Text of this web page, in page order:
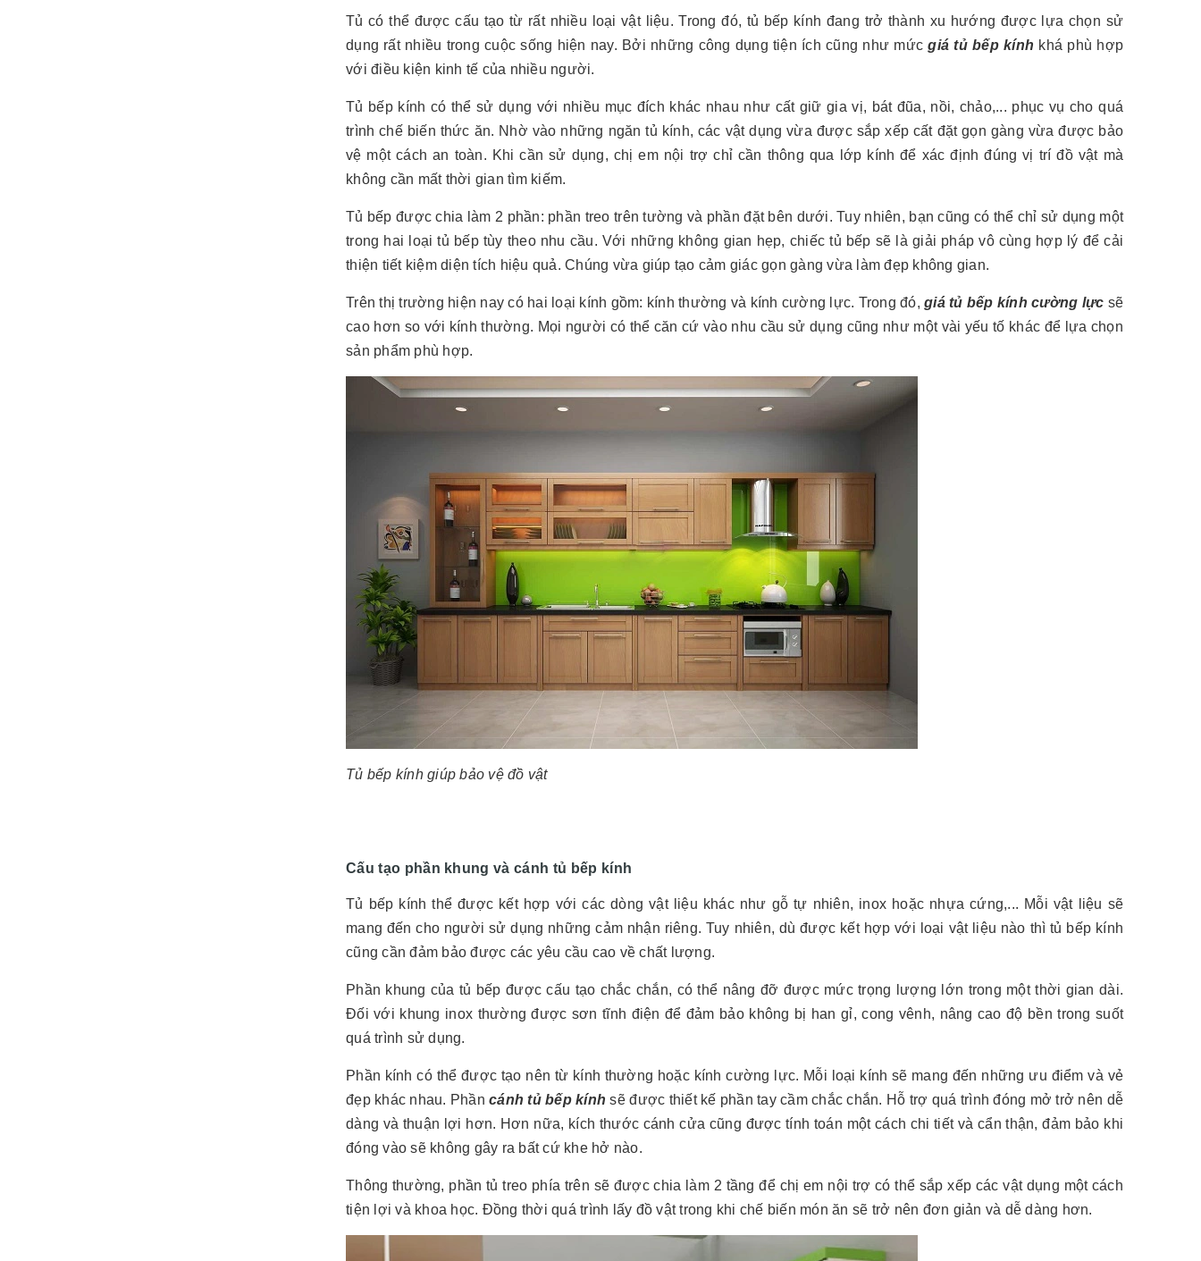
Tủ có thể được cấu tạo từ rất nhiều loại vật liệu. Trong đó, tủ bếp kính đang trở thành xu hướng được lựa chọn sử
dụng rất nhiều trong cuộc sống hiện nay. Bởi những công dụng tiện ích cũng như mứcgiá tủ bếp kính khá phù hợp
với điều kiện kinh tế của nhiều người.
Tủ bếp kính có thể sử dụng với nhiều mục đích khác nhau như cất giữ gia vị, bát đũa, nồi, chảo,... phục vụ cho quá
trình chế biến thức ăn. Nhờ vào những ngăn tủ kính, các vật dụng vừa được sắp xếp cất đặt gọn gàng vừa được bảo
vệ một cách an toàn. Khi cần sử dụng, chị em nội trợ chỉ cần thông qua lớp kính để xác định đúng vị trí đồ vật mà
không cần mất thời gian tìm kiếm.
Tủ bếp được chia làm 2 phần: phần treo trên tường và phần đặt bên dưới. Tuy nhiên, bạn cũng có thể chỉ sử dụng một
trong hai loại tủ bếp tùy theo nhu cầu. Với những không gian hẹp, chiếc tủ bếp sẽ là giải pháp vô cùng hợp lý để cải
thiện tiết kiệm diện tích hiệu quả. Chúng vừa giúp tạo cảm giác gọn gàng vừa làm đẹp không gian.
Trên thị trường hiện nay có hai loại kính gồm: kính thường và kính cường lực. Trong đó, giá tủ bếp kính cường lực sẽ
cao hơn so với kính thường. Mọi người có thể căn cứ vào nhu cầu sử dụng cũng như một vài yếu tố khác để lựa chọn
sản phẩm phù hợp.
Tủ bếp kính giúp bảo vệ đồ vật
Cấu tạo phần khung và cánh tủ bếp kính
Tủ bếp kính thể được kết hợp với các dòng vật liệu khác như gỗ tự nhiên, inox hoặc nhựa cứng,... Mỗi vật liệu sẽ
mang đến cho người sử dụng những cảm nhận riêng. Tuy nhiên, dù được kết hợp với loại vật liệu nào thì tủ bếp kính
cũng cần đảm bảo được các yêu cầu cao về chất lượng.
Phần khung của tủ bếp được cấu tạo chắc chắn, có thể nâng đỡ được mức trọng lượng lớn trong một thời gian dài.
Đối với khung inox thường được sơn tĩnh điện để đảm bảo không bị han gỉ, cong vênh, nâng cao độ bền trong suốt
quá trình sử dụng.
Phần kính có thể được tạo nên từ kính thường hoặc kính cường lực. Mỗi loại kính sẽ mang đến những ưu điểm và vẻ
đẹp khác nhau. Phầncánh tủ bếp kính sẽ được thiết kế phần tay cầm chắc chắn. Hỗ trợ quá trình đóng mở trở nên dễ
dàng và thuận lợi hơn. Hơn nữa, kích thước cánh cửa cũng được tính toán một cách chi tiết và cẩn thận, đảm bảo khi
đóng vào sẽ không gây ra bất cứ khe hở nào.
Thông thường, phần tủ treo phía trên sẽ được chia làm 2 tầng để chị em nội trợ có thể sắp xếp các vật dụng một cách
tiện lợi và khoa học. Đồng thời quá trình lấy đồ vật trong khi chế biến món ăn sẽ trở nên đơn giản và dễ dàng hơn.